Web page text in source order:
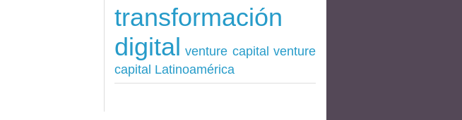
transformación
digital venture capital venture
capital Latinoamérica